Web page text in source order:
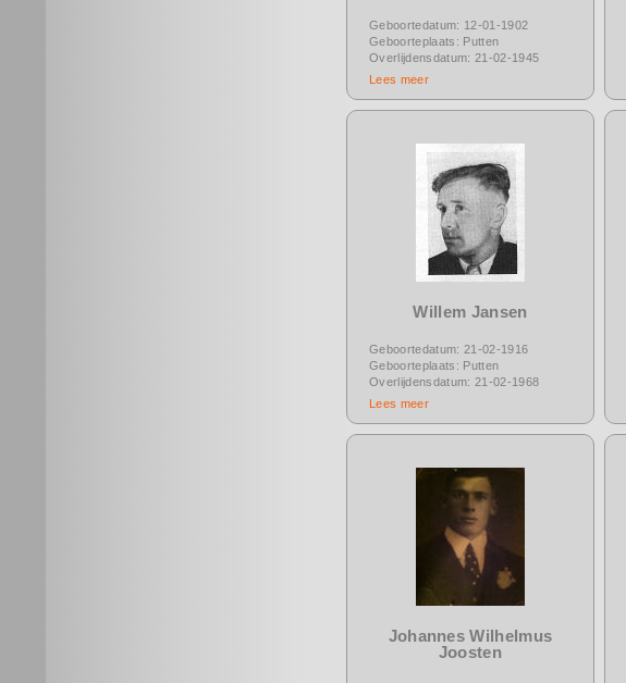
Geboortedatum: 12-01-1902
Geboorteplaats: Putten
Overlijdensdatum: 21-02-1945
Lees meer
Willem Jansen
Geboortedatum: 21-02-1916
Geboorteplaats: Putten
Overlijdensdatum: 21-02-1968
Lees meer
Johannes Wilhelmus
Joosten